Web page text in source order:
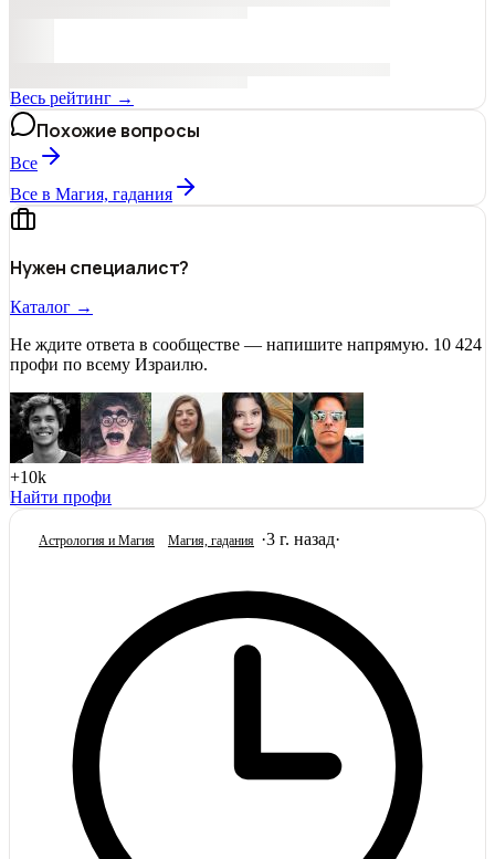
Весь рейтинг →
Похожие вопросы
Все
Все в Магия, гадания
Нужен специалист?
Каталог →
Не ждите ответа в сообществе — напишите напрямую. 10 424
профи по всему Израилю.
+10k
Найти профи
Астрология и Магия Магия, гадания ·3 г. назад·